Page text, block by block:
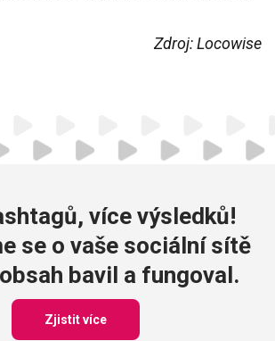
Zdroj: Locowise
více výsledků!
se o vaše sociální sítě
bavil a fungoval.
Zjistit více